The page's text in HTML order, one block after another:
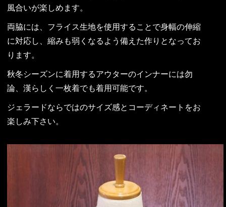
風合いが楽しめます。
両脇には、フライス生地を使用することで身幅の伸縮
に対応し、縮みも弱くなるよう備えた作りとなってお
ります。
秋冬シーズンに着用するアウターのインナーには勿
論、漢らしく一枚着でも着用可能です。
ジェラードならではのサイズ感とコーディネートをお
楽しみ下さい。